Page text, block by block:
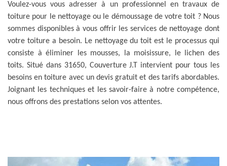
Voulez-vous vous adresser à un professionnel en travaux de
toiture pour le nettoyage ou le démoussage de votre toit ? Nous
sommes disponibles à vous offrir les services de nettoyage dont
votre toiture a besoin. Le nettoyage du toit est le processus qui
consiste à éliminer les mousses, la moisissure, le lichen des
toits. Situé dans 31650, Couverture J.T intervient pour tous les
besoins en toiture avec un devis gratuit et des tarifs abordables.
Joignant les techniques et les savoir-faire à notre compétence,
nous offrons des prestations selon vos attentes.